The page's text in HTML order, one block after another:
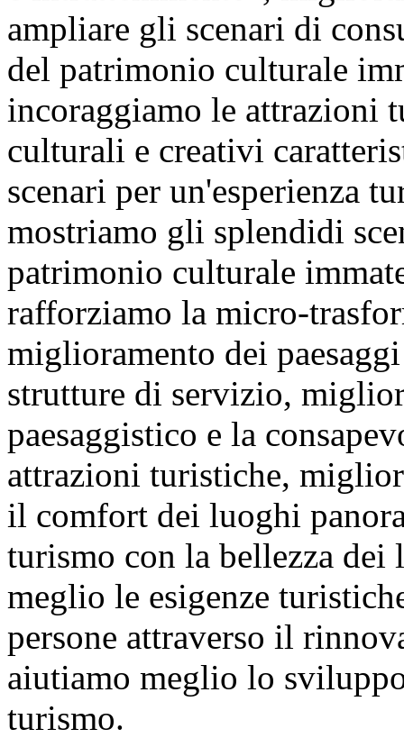
ampliare gli scenari di
del patrimonio culturale
incoraggiamo le attrazioni
culturali e creativi
scenari per un'esperienza
mostriamo gli splendidi
patrimonio culturale
rafforziamo la micro-
miglioramento dei
strutture di servizio,
paesaggistico e la
attrazioni turistiche,
il comfort dei luoghi
turismo con la bellezza
meglio le esigenze
persone attraverso il
aiutiamo meglio lo
turismo.